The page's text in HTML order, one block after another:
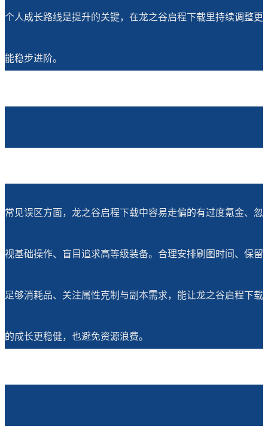
个人成长路线是提升的关键，在龙之谷启程下载里持续调整更
能稳步进阶。
常见误区方面，龙之谷启程下载中容易走偏的有过度氪金、忽
视基础操作、盲目追求高等级装备。合理安排刷图时间、保留
足够消耗品、关注属性克制与副本需求，能让龙之谷启程下载
的成长更稳健，也避免资源浪费。